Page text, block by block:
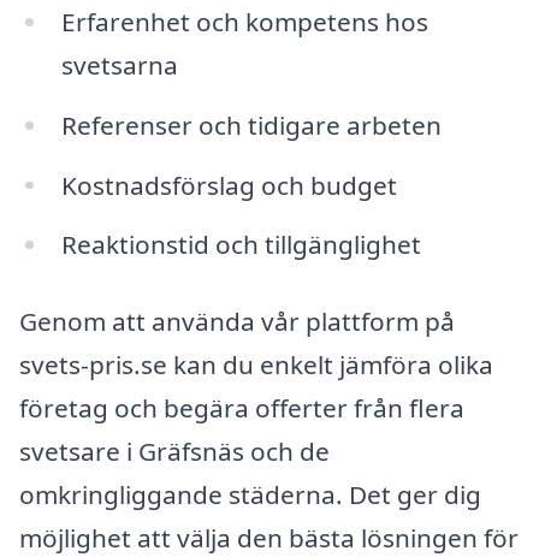
Erfarenhet och kompetens hos
svetsarna
Referenser och tidigare arbeten
Kostnadsförslag och budget
Reaktionstid och tillgänglighet
Genom att använda vår plattform på
svets-pris.se kan du enkelt jämföra olika
företag och begära offerter från flera
svetsare i Gräfsnäs och de
omkringliggande städerna. Det ger dig
möjlighet att välja den bästa lösningen för